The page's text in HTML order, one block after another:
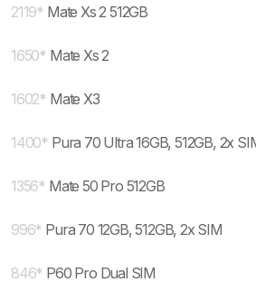
2119* Mate Xs 2 512GB
1650* Mate Xs 2
1602* Mate X3
1400* Pura 70 Ultra 16GB, 512GB, 2x
1356* Mate 50 Pro 512GB
996* Pura 70 12GB, 512GB, 2x SIM
846* P60 Pro Dual SIM